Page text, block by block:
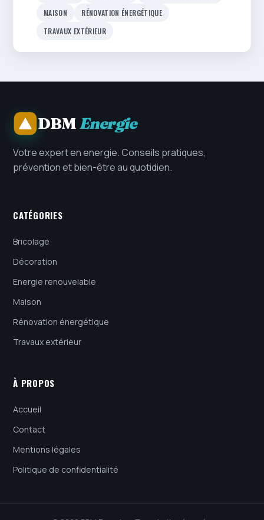
MAISON
RÉNOVATION ÉNERGÉTIQUE
TRAVAUX EXTÉRIEUR
DBMEnergie
Votre expert en energie. Conseils pratiques,
prévention et bien-être au quotidien.
CATÉGORIES
Bricolage
Décoration
Energie renouvelable
Maison
Rénovation énergétique
Travaux extérieur
À PROPOS
Accueil
Contact
Mentions légales
Politique de confidentialité